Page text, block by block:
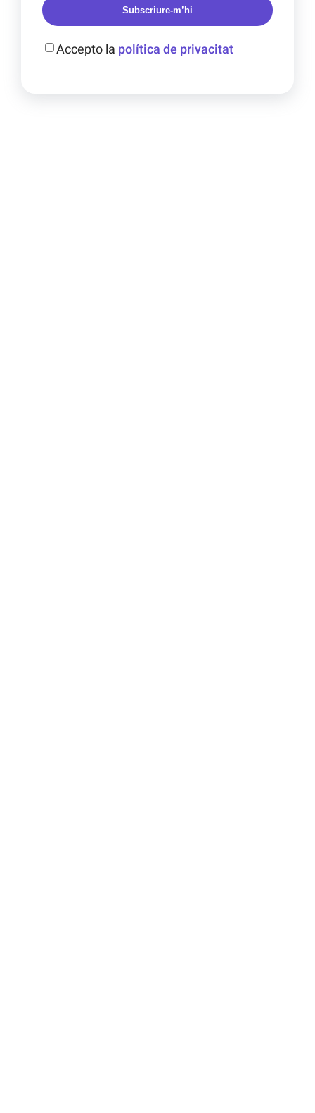
Subscriure-m’hi
Accepto la política de privacitat